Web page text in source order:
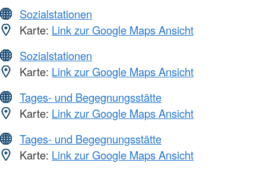
Sozialstationen
Karte: Link zur Google Maps Ansicht
Sozialstationen
Karte: Link zur Google Maps Ansicht
Tages- und Begegnungsstätte
Karte: Link zur Google Maps Ansicht
Tages- und Begegnungsstätte
Karte: Link zur Google Maps Ansicht